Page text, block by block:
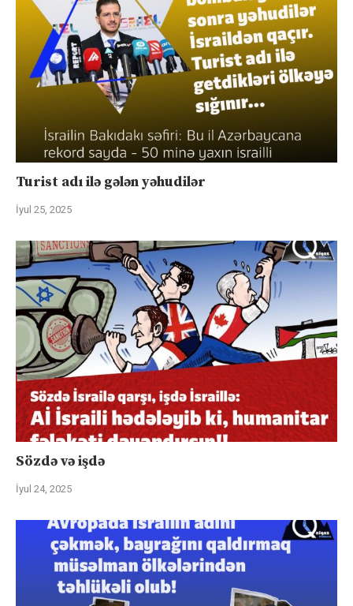
Turist adı ilə gələn yəhudilər
İyul 25, 2025
Sözdə və işdə
İyul 24, 2025